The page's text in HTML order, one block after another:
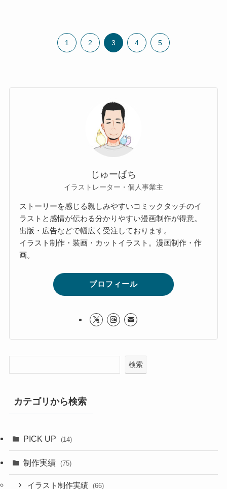
1 2 3 4 5
じゅーぱち
イラストレーター・個人事業主
ストーリーを感じる親しみやすいコミックタッチのイ
ラストと感情が伝わる分かりやすい漫画制作が得意。
出版・広告などで幅広く受注しております。
イラスト制作・装画・カットイラスト。漫画制作・作
画。
プロフィール
検索
カテゴリから検索
PICK UP (14)
制作実績 (75)
イラスト制作実績 (66)